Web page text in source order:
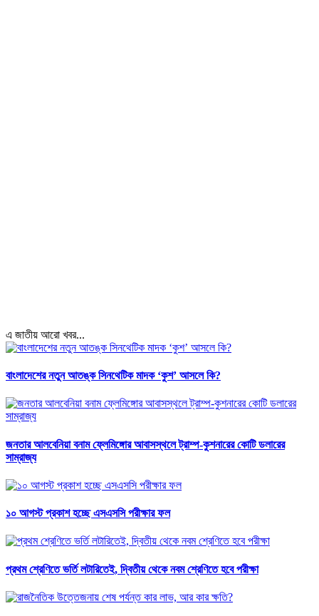
এ জাতীয় আরো খবর...
বাংলাদেশের নতুন আতঙ্ক সিনথেটিক মাদক ‘কুশ’ আসলে কি?
জনতার আলবেনিয়া বনাম ফ্লেমিঙ্গোর আবাসস্থলে ট্রাম্প-কুশনারের কোটি ডলারের
সাম্রাজ্য
১০ আগস্ট প্রকাশ হচ্ছে এসএসসি পরীক্ষার ফল
প্রথম শ্রেণিতে ভর্তি লটারিতেই, দ্বিতীয় থেকে নবম শ্রেণিতে হবে পরীক্ষা